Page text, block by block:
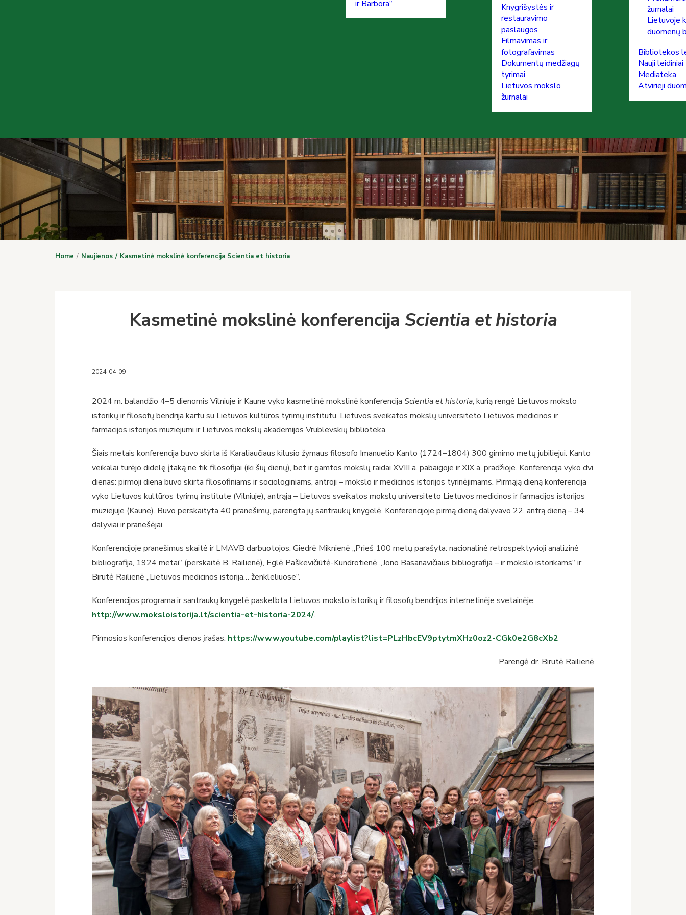
ir Barbora“
Knygrišystės ir
restauravimo
paslaugos
Filmavimas ir
fotografavimas
Dokumentų medžiagų
tyrimai
Lietuvos mokslo
žurnalai
žurnalai
Lietuvoje
duomenų
Bibliotekos
Nauji leidiniai
Mediateka
Atvirieji
Home Naujienos Kasmetinė mokslinė konferencija Scientia et historia
Kasmetinė mokslinė konferencija Scientia et historia
2024-04-09
2024 m. balandžio 4–5 dienomis Vilniuje ir Kaune vyko kasmetinė mokslinė konferencija Scientia et historia, kurią rengė Lietuvos mokslo
istorikų ir filosofų bendrija kartu su Lietuvos kultūros tyrimų institutu, Lietuvos sveikatos mokslų universiteto Lietuvos medicinos ir
farmacijos istorijos muziejumi ir Lietuvos mokslų akademijos Vrublevskių biblioteka.
Šiais metais konferencija buvo skirta iš Karaliaučiaus kilusio žymaus filosofo Imanuelio Kanto (1724–1804) 300 gimimo metų jubiliejui. Kanto
veikalai turėjo didelę įtaką ne tik filosofijai (iki šių dienų), bet ir gamtos mokslų raidai XVIII a. pabaigoje ir XIX a. pradžioje. Konferencija vyko dvi
dienas: pirmoji diena buvo skirta filosofiniams ir sociologiniams, antroji – mokslo ir medicinos istorijos tyrinėjimams. Pirmąją dieną konferencija
vyko Lietuvos kultūros tyrimų institute (Vilniuje), antrąją – Lietuvos sveikatos mokslų universiteto Lietuvos medicinos ir farmacijos istorijos
muziejuje (Kaune). Buvo perskaityta 40 pranešimų, parengta jų santraukų knygelė. Konferencijoje pirmą dieną dalyvavo 22, antrą dieną – 34
dalyviai ir pranešėjai.
Konferencijoje pranešimus skaitė ir LMAVB darbuotojos: Giedrė Miknienė „Prieš 100 metų parašyta: nacionalinė retrospektyvioji analizinė
bibliografija, 1924 metai“ (perskaitė B. Railienė), Eglė Paškevičiūtė-Kundrotienė „Jono Basanavičiaus bibliografija – ir mokslo istorikams“ ir
Birutė Railienė „Lietuvos medicinos istorija… ženkleliuose“.
Konferencijos programa ir santraukų knygelė paskelbta Lietuvos mokslo istorikų ir filosofų bendrijos internetinėje svetainėje:
http://www.moksloistorija.lt/scientia-et-historia-2024/.
Pirmosios konferencijos dienos įrašas: https://www.youtube.com/playlist?list=PLzHbcEV9ptytmXHz0oz2-CGk0e2G8cXb2
Parengė dr. Birutė Railienė